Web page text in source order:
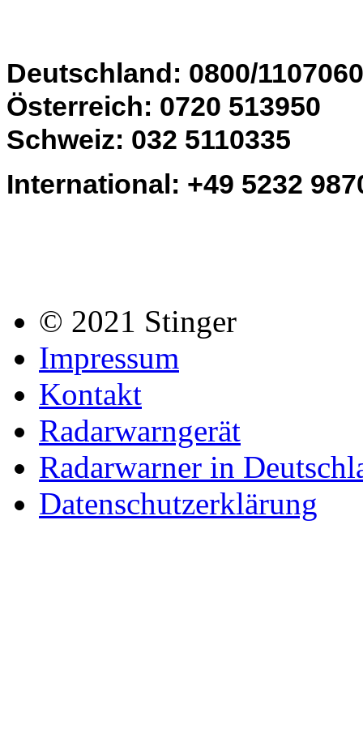
Deutschland: 0800/1107060
Österreich: 0720 513950
Schweiz: 032 5110335
International: +49 5232
© 2021 Stinger
Impressum
Kontakt
Radarwarngerät
Radarwarner in
Datenschutzerklärung